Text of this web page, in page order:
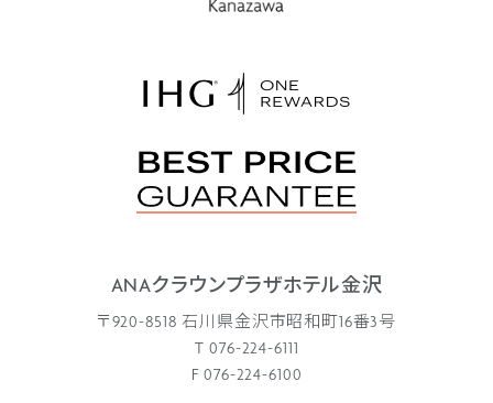
ANAクラウンプラザホテル金沢
〒920-8518 石川県金沢市昭和町16番3号
T 076-224-6111
F 076-224-6100